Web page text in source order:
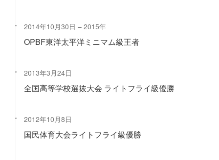
2014年10月30日 2015年
OPBF東洋太平洋ミニマム級王者
2013年3月24日
全国高等学校選抜大会 ライトフライ級優勝
2012年10月8日
国民体育大会ライトフライ級優勝